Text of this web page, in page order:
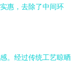
惠，去除了中间环
。经过传统工艺晾晒